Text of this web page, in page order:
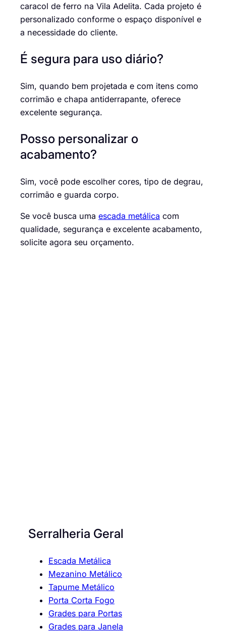
caracol de ferro na Vila Adelita. Cada projeto é
personalizado conforme o espaço disponível e
a necessidade do cliente.
É segura para uso diário?
Sim, quando bem projetada e com itens como
corrimão e chapa antiderrapante, oferece
excelente segurança.
Posso personalizar o
acabamento?
Sim, você pode escolher cores, tipo de degrau,
corrimão e guarda corpo.
Se você busca uma escada metálica com
qualidade, segurança e excelente acabamento,
solicite agora seu orçamento.
Serralheria Geral
Escada Metálica
Mezanino Metálico
Tapume Metálico
Porta Corta Fogo
Grades para Portas
Grades para Janela